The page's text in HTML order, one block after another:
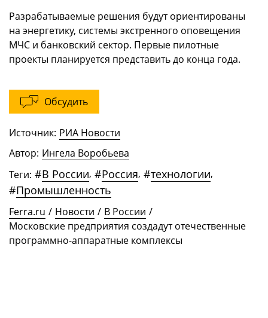
Разрабатываемые решения будут ориентированы
на энергетику, системы экстренного оповещения
МЧС и банковский сектор. Первые пилотные
проекты планируется представить до конца года.
Обсудить
Источник: РИА Новости
Автор: Ингела Воробьева
Теги: #В России, #Россия, #технологии,
#Промышленность
Ferra.ru / Новости / В России /
Московские предприятия создадут отечественные
программно-аппаратные комплексы